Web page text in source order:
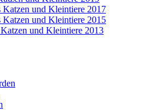
Katzen und Kleintiere 2017
Katzen und Kleintiere 2015
und Kleintiere 2013